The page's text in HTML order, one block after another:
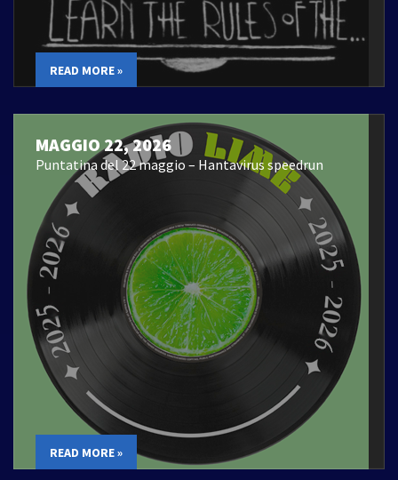
READ MORE »
MAGGIO 22, 2026
Puntatina del 22 maggio – Hantavirus speedrun
READ MORE »